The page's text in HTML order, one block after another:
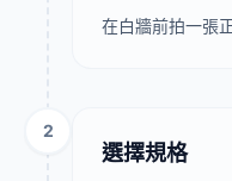
在白牆前拍一張
2
選擇規格